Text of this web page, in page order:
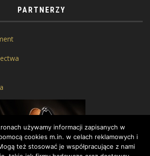
PARTNERZY
używamy informacji zapisanych w
cookies m.in. w celach reklamowych i
też stosować je współpracujące z nami